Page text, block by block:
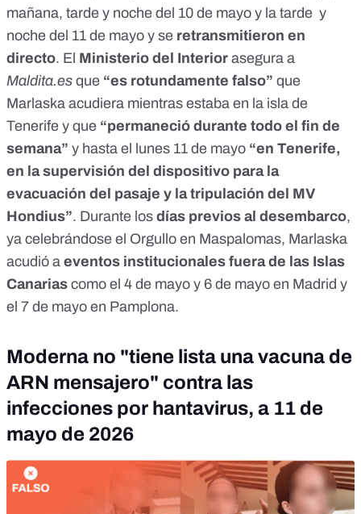
mañana, tarde y noche del 10 de mayo y la tarde y
noche del 11 de mayo y se retransmitieron en
directo. El Ministerio del Interior asegura a
Maldita.es que “es rotundamente falso” que
Marlaska acudiera mientras estaba en la isla de
Tenerife y que “permaneció durante todo el fin de
semana” y hasta el lunes 11 de mayo “en Tenerife,
en la supervisión del dispositivo para la
evacuación del pasaje y la tripulación del MV
Hondius”. Durante los días previos al desembarco,
ya celebrándose el Orgullo en Maspalomas, Marlaska
acudió a eventos institucionales fuera de las Islas
Canarias como el 4 de mayo y 6 de mayo en Madrid y
el 7 de mayo en Pamplona.
Moderna no "tiene lista una vacuna de
ARN mensajero" contra las
infecciones por hantavirus, a 11 de
mayo de 2026